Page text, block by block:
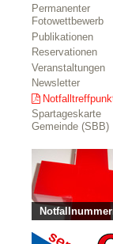
Permanenter
Fotowettbewerb
Publikationen
Reservationen
Veranstaltungen
Newsletter
Spartageskarte
Gemeinde (SBB)